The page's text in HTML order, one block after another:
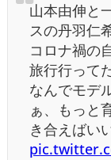
山本由伸と
スの丹羽仁
コロナ禍の
旅行行って
なんでモデ
ぁ、もっと
き合えばい